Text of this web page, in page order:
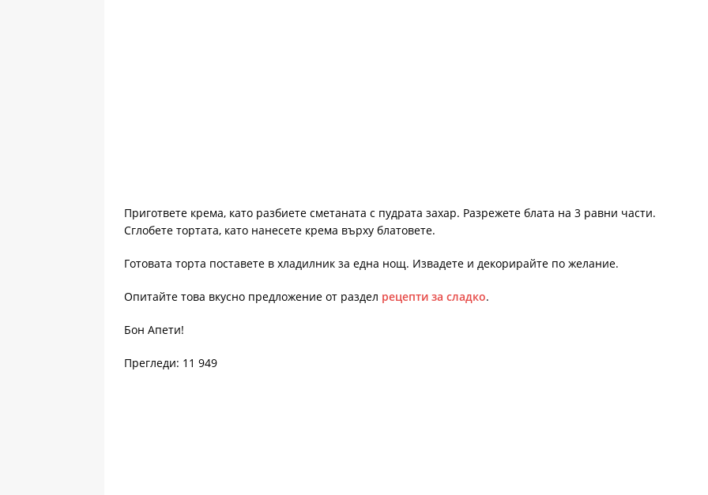
Пригответе крема, като разбиете сметаната с пудрата захар. Разрежете блата на 3 равни части.
Сглобете тортата, като нанесете крема върху блатовете.
Готовата торта поставете в хладилник за една нощ. Извадете и декорирайте по желание.
Опитайте това вкусно предложение от раздел рецепти за сладко.
Бон Апети!
Прегледи: 11 949